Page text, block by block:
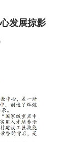
发展掠影